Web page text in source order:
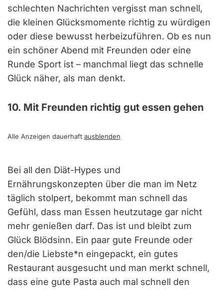
schlechten Nachrichten vergisst man schnell,
die kleinen Glücksmomente richtig zu würdigen
oder diese bewusst herbeizuführen. Ob es nun
ein schöner Abend mit Freunden oder eine
Runde Sport ist – manchmal liegt das schnelle
Glück näher, als man denkt.
10. Mit Freunden richtig gut essen gehen
Alle Anzeigen dauerhaft ausblenden
Bei all den Diät-Hypes und
Ernährungskonzepten über die man im Netz
täglich stolpert, bekommt man schnell das
Gefühl, dass man Essen heutzutage gar nicht
mehr genießen darf. Das ist und bleibt zum
Glück Blödsinn. Ein paar gute Freunde oder
den/die Liebste*n eingepackt, ein gutes
Restaurant ausgesucht und man merkt schnell,
dass eine gute Pasta auch mal schnell den